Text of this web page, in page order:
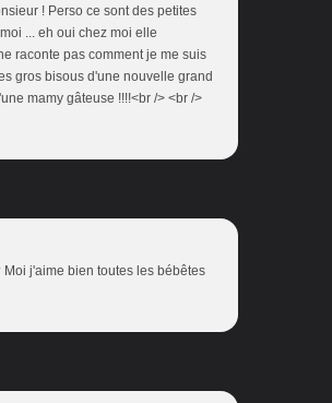
! Perso ce sont des petites
... eh oui chez moi elle
raconte pas comment je me suis
gros bisous d'une nouvelle grand
mamy gâteuse !!!!<br /> <br />
j'aime bien toutes les bébêtes